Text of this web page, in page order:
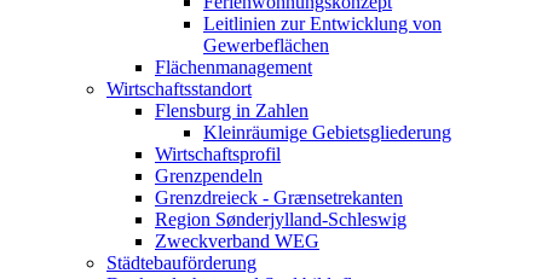
Leitlinien zur Entwicklung von
Gewerbeflächen
Flächenmanagement
Wirtschaftsstandort
Flensburg in Zahlen
Kleinräumige Gebietsgliederung
Wirtschaftsprofil
Grenzpendeln
Grenzdreieck - Grænsetrekanten
Region Sønderjylland-Schleswig
Zweckverband WEG
Städtebauförderung